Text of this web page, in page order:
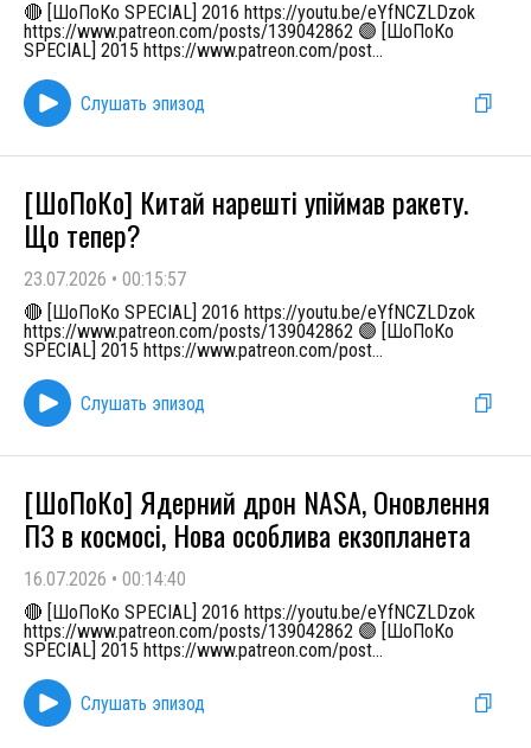
🔴 [ШоПоКо SPECIAL] 2016 https://youtu.be/eYfNCZLDzok
https://www.patreon.com/posts/139042862 🟣 [ШоПоКо
SPECIAL] 2015 https://www.patreon.com/post...
Слушать эпизод
[ШоПоКо] Китай нарешті упіймав ракету.
Що тепер?
23.07.2026 • 00:15:57
🔴 [ШоПоКо SPECIAL] 2016 https://youtu.be/eYfNCZLDzok
https://www.patreon.com/posts/139042862 🟣 [ШоПоКо
SPECIAL] 2015 https://www.patreon.com/post...
Слушать эпизод
[ШоПоКо] Ядерний дрон NASA, Оновлення
ПЗ в космосі, Нова особлива екзопланета
16.07.2026 • 00:14:40
🔴 [ШоПоКо SPECIAL] 2016 https://youtu.be/eYfNCZLDzok
https://www.patreon.com/posts/139042862 🟣 [ШоПоКо
SPECIAL] 2015 https://www.patreon.com/post...
Слушать эпизод